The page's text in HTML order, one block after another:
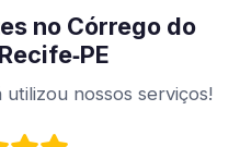
no Córrego do
nossos serviços!